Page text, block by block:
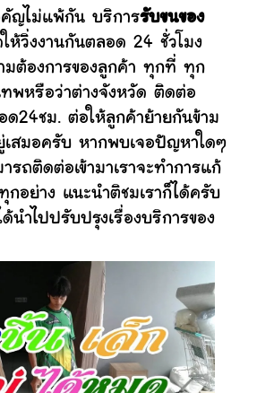
คัญไม่แพ้กัน บริการรับขนของ
ให้วิ่งงานกันตลอด 24 ชั่วโมง
มต้องการของลูกค้า ทุกที่ ทุก
ทพหรือว่าต่างจังหวัด ติดต่อ
ด24ชม. ต่อให้ลูกค้าย้ายกันข้าม
เสมอครับ หากพบเจอปัญหาใดๆ
รถติดต่อเข้ามาเราจะทำการแก้
อย่าง แนะนำติชมเราก็ได้ครับ
นำไปปรับปรุงเรื่องบริการของ